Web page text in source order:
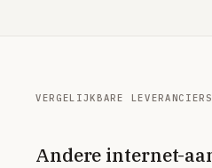
VERGELIJKBARE LEVERANCIERS
Andere internet-